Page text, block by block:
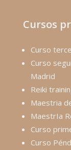
Cursos
Curso
Curso
Madrid
Reiki
Maestria
MaestrIa
Curso
Curso